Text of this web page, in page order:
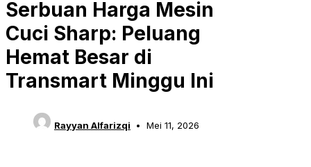
Serbuan Harga Mesin
Cuci Sharp: Peluang
Hemat Besar di
Transmart Minggu Ini
Rayyan Alfarizqi Mei 11, 2026